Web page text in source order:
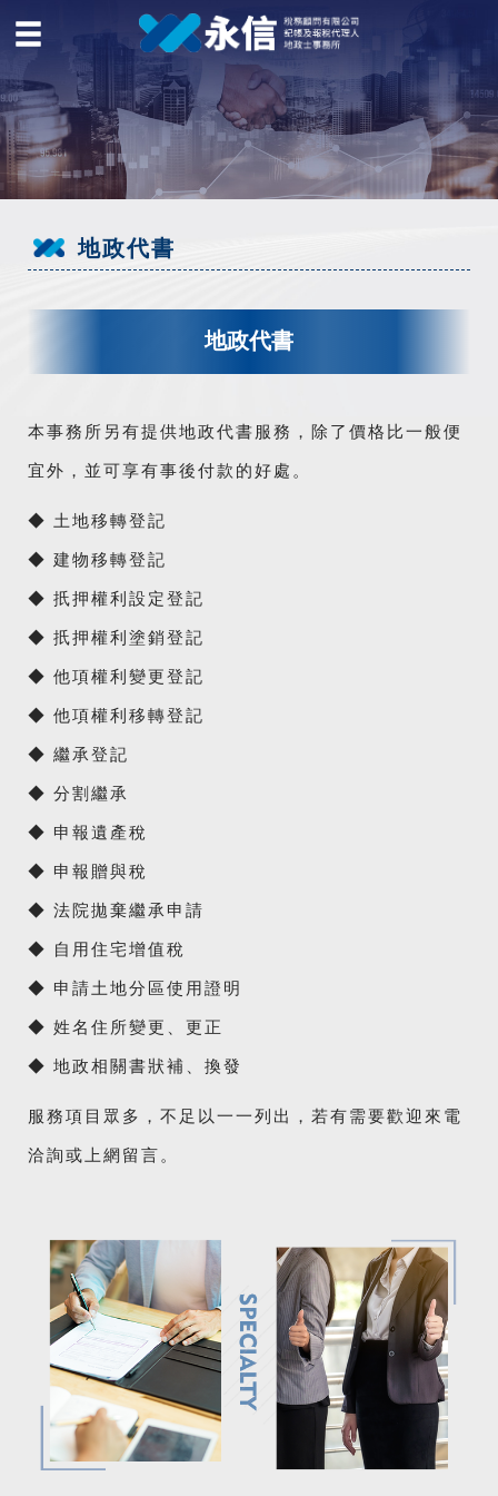
地政代書
地政代書
本事務所另有提供地政代書服務，除了價格比一般便
宜外，並可享有事後付款的好處。
◆ 土地移轉登記
◆ 建物移轉登記
◆ 扺押權利設定登記
◆ 扺押權利塗銷登記
◆ 他項權利變更登記
◆ 他項權利移轉登記
◆ 繼承登記
◆ 分割繼承
◆ 申報遺產稅
◆ 申報贈與稅
◆ 法院拋棄繼承申請
◆ 自用住宅增值稅
◆ 申請土地分區使用證明
◆ 姓名住所變更、更正
◆ 地政相關書狀補、換發
服務項目眾多，不足以一一列出，若有需要歡迎來電
洽詢或上網留言。